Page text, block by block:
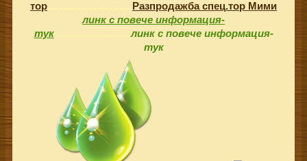
тор
Разпродажба спец.тор Мими
линк с повече информация-
тук............................линк с повече информация-
тук